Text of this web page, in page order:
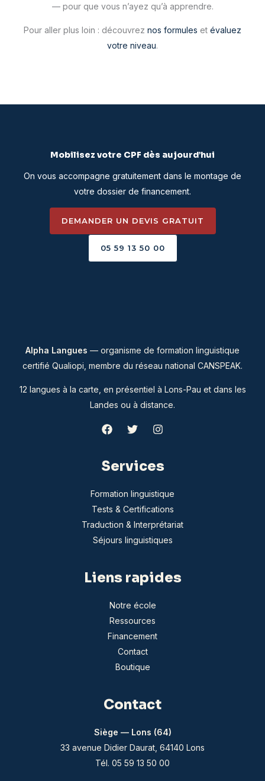
— pour que vous n’ayez qu’à apprendre.
Pour aller plus loin : découvrez nos formules et évaluez
votre niveau.
Mobilisez votre CPF dès aujourd’hui
On vous accompagne gratuitement dans le montage de
votre dossier de financement.
DEMANDER UN DEVIS GRATUIT
05 59 13 50 00
Alpha Langues — organisme de formation linguistique
certifié Qualiopi, membre du réseau national CANSPEAK.
12 langues à la carte, en présentiel à Lons-Pau et dans les
Landes ou à distance.
Services
Formation linguistique
Tests & Certifications
Traduction & Interprétariat
Séjours linguistiques
Liens rapides
Notre école
Ressources
Financement
Contact
Boutique
Contact
Siège — Lons (64)
33 avenue Didier Daurat, 64140 Lons
Tél. 05 59 13 50 00